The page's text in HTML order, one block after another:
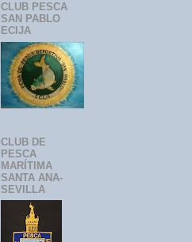
CLUB PESCA
SAN PABLO
ECIJA
CLUB DE
PESCA
MARÍTIMA
SANTA ANA-
SEVILLA